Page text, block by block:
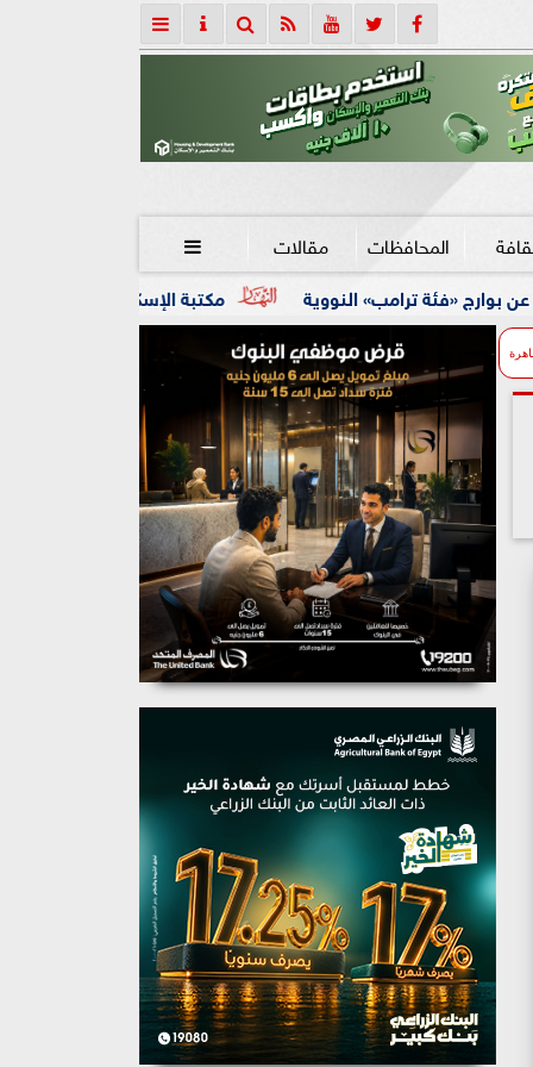
المحافظات مقالات 
مكتبة الإسكندرية تفتتح الدورة الثالثة النووية